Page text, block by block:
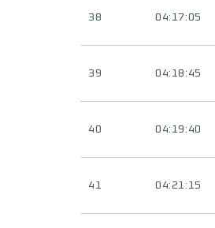
38 04:17:05
39 04:18:45
40 04:19:40
41 04:21:15